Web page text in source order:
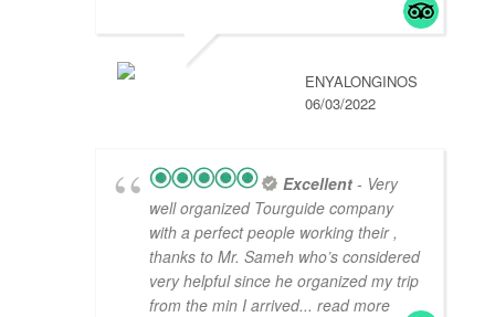
ENYALONGINOS
06/03/2022
Excellent - Very
well organized Tourguide company
with a perfect people working their ,
thanks to Mr. Sameh who’s considered
very helpful since he organized my trip
from the min I arrived... read more